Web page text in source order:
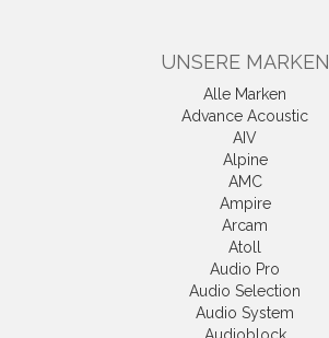
UNSERE MARKEN
Alle Marken
Advance Acoustic
AIV
Alpine
AMC
Ampire
Arcam
Atoll
Audio Pro
Audio Selection
Audio System